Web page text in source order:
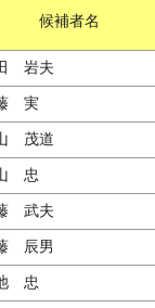
候補者名
岩夫
実
茂道
忠
武夫
辰男
忠